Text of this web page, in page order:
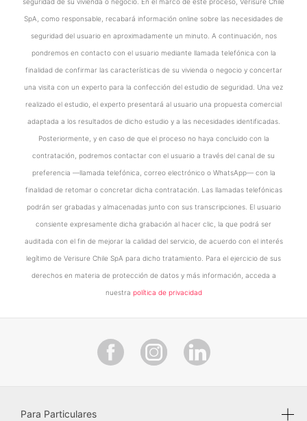
SpA, como responsable, recabará información online sobre las necesidades de
seguridad del usuario en aproximadamente un minuto. A continuación, nos
pondremos en contacto con el usuario mediante llamada telefónica con la
finalidad de confirmar las características de su vivienda o negocio y concertar
una visita con un experto para la confección del estudio de seguridad. Una vez
realizado el estudio, el experto presentará al usuario una propuesta comercial
adaptada a los resultados de dicho estudio y a las necesidades identificadas.
Posteriormente, y en caso de que el proceso no haya concluido con la
contratación, podremos contactar con el usuario a través del canal de su
preferencia —llamada telefónica, correo electrónico o WhatsApp— con la
finalidad de retomar o concretar dicha contratación. Las llamadas telefónicas
podrán ser grabadas y almacenadas junto con sus transcripciones. El usuario
consiente expresamente dicha grabación al hacer clic, la que podrá ser
auditada con el fin de mejorar la calidad del servicio, de acuerdo con el interés
legítimo de Verisure Chile SpA para dicho tratamiento. Para el ejercicio de sus
derechos en materia de protección de datos y más información, acceda a
nuestra política de privacidad
Para Particulares